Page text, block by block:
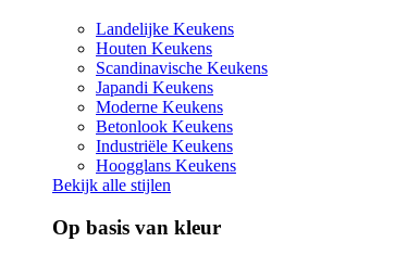
Landelijke Keukens
Houten Keukens
Scandinavische Keukens
Japandi Keukens
Moderne Keukens
Betonlook Keukens
Industriële Keukens
Hoogglans Keukens
Bekijk alle stijlen
Op basis van kleur